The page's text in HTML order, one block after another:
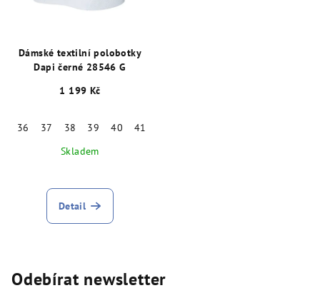
Dámské textilní polobotky
Dapi černé 28546 G
1 199 Kč
36 37 38 39 40
41
Skladem
Detail
Odebírat newsletter